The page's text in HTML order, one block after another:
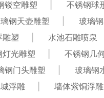
镂空雕塑 不锈钢球
钢天壶雕塑 玻璃
雕塑 水池石雕喷泉
灯光雕塑 不锈钢几
钢门头雕塑 玻璃钢
浮雕 墙体紫铜浮雕